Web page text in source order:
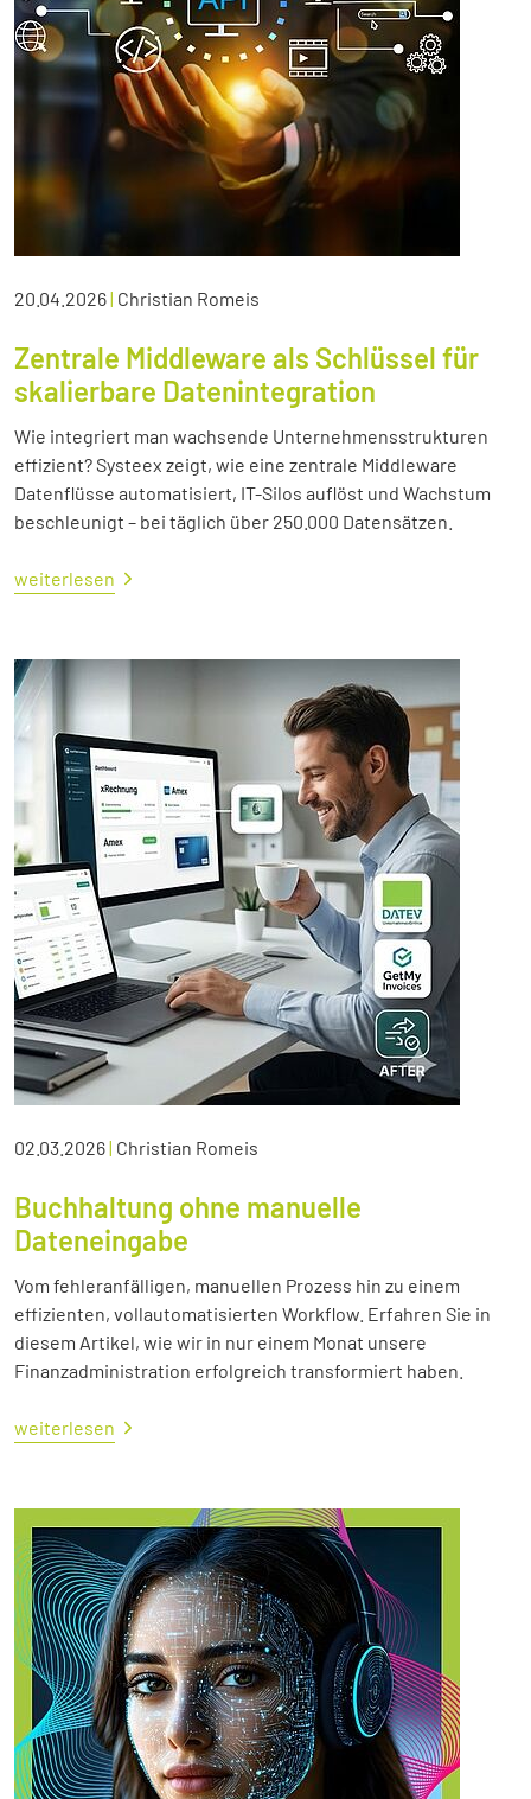
20.04.2026| Christian Romeis
Zentrale Middleware als Schlüssel für
skalierbare Datenintegration
Wie integriert man wachsende Unternehmensstrukturen
effizient? Systeex zeigt, wie eine zentrale Middleware
Datenflüsse automatisiert, IT-Silos auflöst und Wachstum
beschleunigt – bei täglich über 250.000 Datensätzen.
weiterlesen
02.03.2026| Christian Romeis
Buchhaltung ohne manuelle
Dateneingabe
Vom fehleranfälligen, manuellen Prozess hin zu einem
effizienten, vollautomatisierten Workflow. Erfahren Sie in
diesem Artikel, wie wir in nur einem Monat unsere
Finanzadministration erfolgreich transformiert haben.
weiterlesen